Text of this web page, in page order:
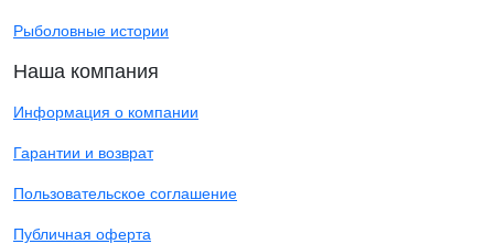
Рыболовные истории
Наша компания
Информация о компании
Гарантии и возврат
Пользовательское соглашение
Публичная оферта